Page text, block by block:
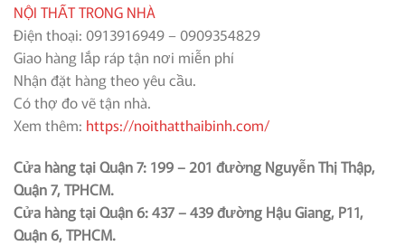
NỘI THẤT TRONG NHÀ
Điện thoại: 0913916949 – 0909354829
Giao hàng lắp ráp tận nơi miễn phí
Nhận đặt hàng theo yêu cầu.
Có thợ đo vẽ tận nhà.
Xem thêm: https://noithatthaibinh.com/
Cửa hàng tại Quận 7: 199 – 201 đường Nguyễn Thị Thập,
Quận 7, TPHCM.
Cửa hàng tại Quận 6: 437 – 439 đường Hậu Giang, P11,
Quận 6, TPHCM.